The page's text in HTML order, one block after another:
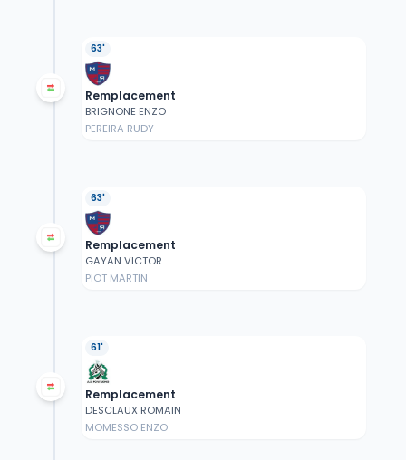
63'
Remplacement
BRIGNONE ENZO
PEREIRA RUDY
63'
Remplacement
GAYAN VICTOR
PIOT MARTIN
61'
Remplacement
DESCLAUX ROMAIN
MOMESSO ENZO